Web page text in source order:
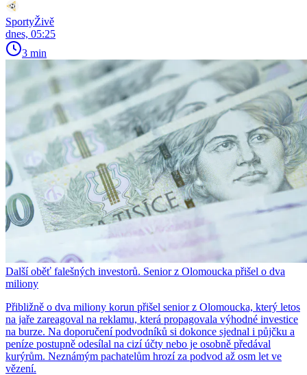
SportyŽivě
dnes, 05:25
3 min
Další oběť falešných investorů. Senior z Olomoucka přišel o dva
miliony
Přibližně o dva miliony korun přišel senior z Olomoucka, který letos
na jaře zareagoval na reklamu, která propagovala výhodné investice
na burze. Na doporučení podvodníků si dokonce sjednal i půjčku a
peníze postupně odesílal na cizí účty nebo je osobně předával
kurýrům. Neznámým pachatelům hrozí za podvod až osm let ve
vězení.